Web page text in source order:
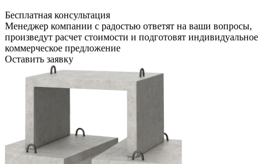
Бесплатная консультация
Менеджер компании с радостью ответят на ваши вопросы,
произведут расчет стоимости и подготовят индивидуальное
коммерческое предложение
Оставить заявку